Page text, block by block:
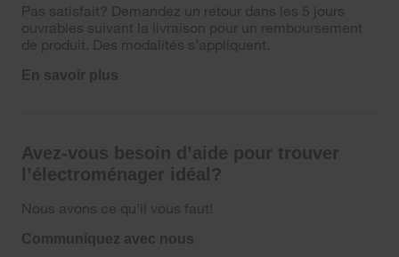
Pas satisfait? Demandez un retour dans les 5 jours
ouvrables suivant la livraison pour un remboursement
de produit. Des modalités s’appliquent.
En savoir plus
Avez-vous besoin d’aide pour trouver
l’électroménager idéal?
Nous avons ce qu'il vous faut!
Communiquez avec nous